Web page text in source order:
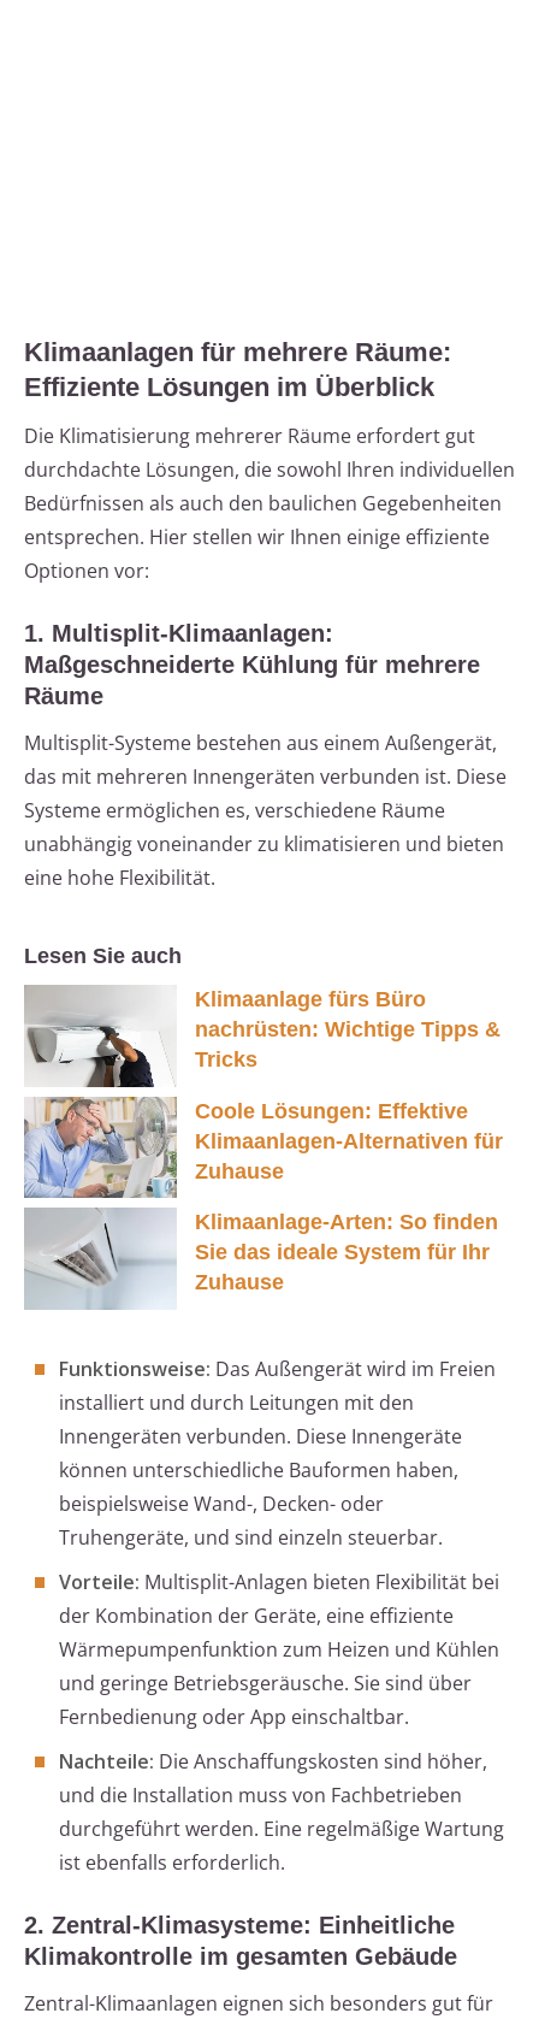
Klimaanlagen für mehrere Räume:
Effiziente Lösungen im Überblick
Die Klimatisierung mehrerer Räume erfordert gut
durchdachte Lösungen, die sowohl Ihren individuellen
Bedürfnissen als auch den baulichen Gegebenheiten
entsprechen. Hier stellen wir Ihnen einige effiziente
Optionen vor:
1. Multisplit-Klimaanlagen:
Maßgeschneiderte Kühlung für mehrere
Räume
Multisplit-Systeme bestehen aus einem Außengerät,
das mit mehreren Innengeräten verbunden ist. Diese
Systeme ermöglichen es, verschiedene Räume
unabhängig voneinander zu klimatisieren und bieten
eine hohe Flexibilität.
Lesen Sie auch
Klimaanlage fürs Büro
nachrüsten: Wichtige Tipps &
Tricks
Coole Lösungen: Effektive
Klimaanlagen-Alternativen für
Zuhause
Klimaanlage-Arten: So finden
Sie das ideale System für Ihr
Zuhause
Funktionsweise: Das Außengerät wird im Freien
installiert und durch Leitungen mit den
Innengeräten verbunden. Diese Innengeräte
können unterschiedliche Bauformen haben,
beispielsweise Wand-, Decken- oder
Truhengeräte, und sind einzeln steuerbar.
Vorteile: Multisplit-Anlagen bieten Flexibilität bei
der Kombination der Geräte, eine effiziente
Wärmepumpenfunktion zum Heizen und Kühlen
und geringe Betriebsgeräusche. Sie sind über
Fernbedienung oder App einschaltbar.
Nachteile: Die Anschaffungskosten sind höher,
und die Installation muss von Fachbetrieben
durchgeführt werden. Eine regelmäßige Wartung
ist ebenfalls erforderlich.
2. Zentral-Klimasysteme: Einheitliche
Klimakontrolle im gesamten Gebäude
Zentral-Klimaanlagen eignen sich besonders gut für